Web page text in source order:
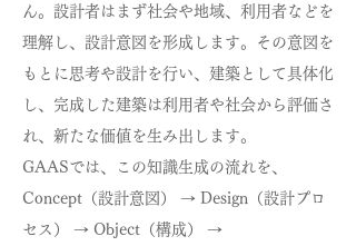
ん。設計者はまず社会や地域、利用者などを
理解し、設計意図を形成します。その意図を
もとに思考や設計を行い、建築として具体化
し、完成した建築は利用者や社会から評価さ
れ、新たな価値を生み出します。
GAASでは、この知識生成の流れを、
Concept（設計意図） → Design（設計プロ
セス） → Object（構成） →